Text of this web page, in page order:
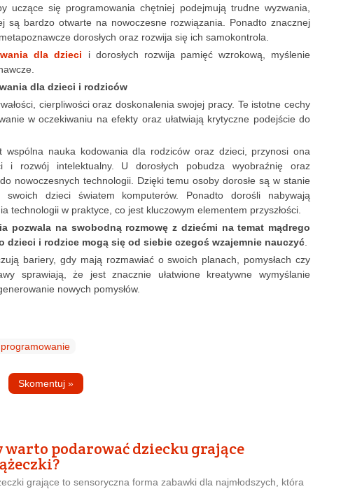
uczące się programowania chętniej podejmują trudne wyzwania,
są bardzo otwarte na nowoczesne rozwiązania. Ponadto znacznej
dorosłych oraz rozwija się ich samokontrola.
dla dzieci i dorosłych rozwija pamięć wzrokową, myślenie
dla dzieci i rodziców
cierpliwości oraz doskonalenia swojej pracy. Te istotne cechy
w oczekiwaniu na efekty oraz ułatwiają krytyczne podejście do
wspólna nauka kodowania dla rodziców oraz dzieci, przynosi ona
i rozwój intelektualny. U dorosłych pobudza wyobraźnię oraz
nowoczesnych technologii. Dzięki temu osoby dorosłe są w stanie
swoich dzieci światem komputerów. Ponadto dorośli nabywają
technologii w praktyce, co jest kluczowym elementem przyszłości.
pozwala na swobodną rozmowę z dziećmi na temat mądrego
dzieci i rodzice mogą się od siebie czegoś wzajemnie nauczyć.
bariery, gdy mają rozmawiać o swoich planach, pomysłach czy
sprawiają, że jest znacznie ułatwione kreatywne wymyślanie
nowych pomysłów.
programowanie
Skomentuj »
warto podarować dziecku grające
grające to sensoryczna forma zabawki dla najmłodszych, która